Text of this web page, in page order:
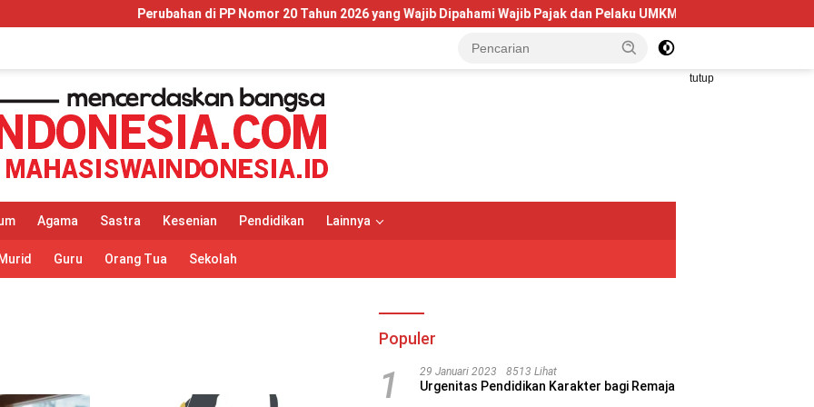
Perubahan di PP Nomor 20 Tahun 2026 yang Wajib Dipahami Wajib Pajak dan Pelaku UMKM Telkom University Dorong
tutup
Agama Sastra Kesenian Pendidikan Lainnya
Murid Guru Orang Tua Sekolah
Populer
1 29 Januari 2023 8513 Lihat
Urgenitas Pendidikan Karakter bagi Remaja